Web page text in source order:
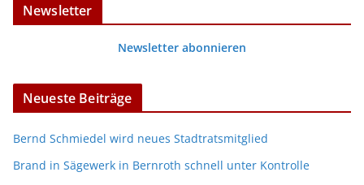
Newsletter
Newsletter abonnieren
Neueste Beiträge
Bernd Schmiedel wird neues Stadtratsmitglied
Brand in Sägewerk in Bernroth schnell unter Kontrolle